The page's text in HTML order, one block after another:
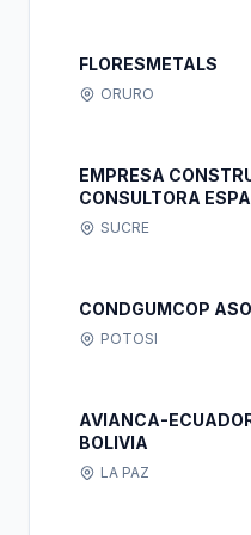
FLORESMETALS
ORURO
EMPRESA
CONSULTORA
SUCRE
CONDGUMCOP
POTOSI
AVIANCA-
BOLIVIA
LA PAZ